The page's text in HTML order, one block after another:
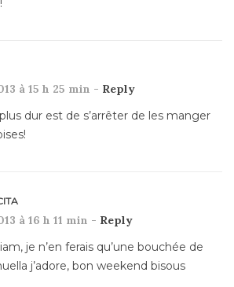
à 15 h 25 min - Reply
dur est de s’arrêter de les manger
à 16 h 11 min - Reply
je n’en ferais qu’une bouchée de
j’adore, bon weekend bisous